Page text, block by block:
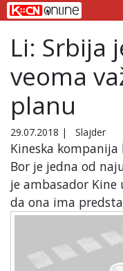
Li: Srbija
veoma
planu
29.07.2018 | Slajder
Kineska kompanija
Bor je jedna od
je ambasador Kine
da ona ima